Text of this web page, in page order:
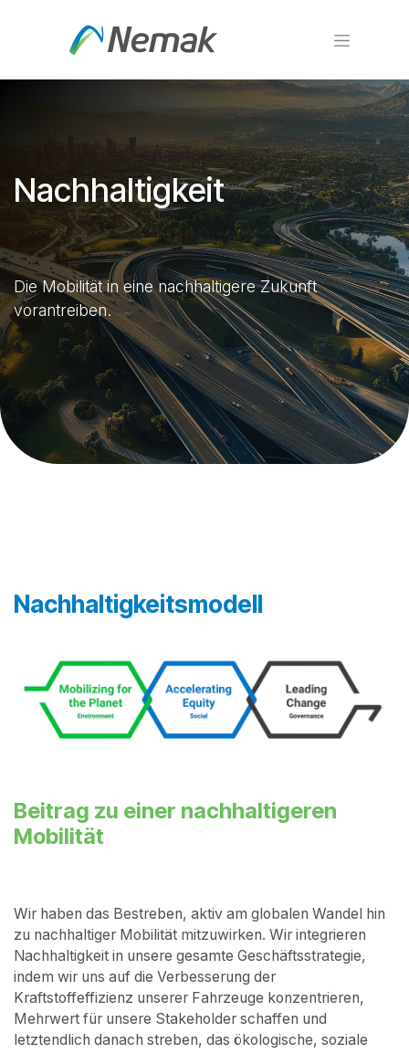
Nachhaltigkeit
Die Mobilität in eine nachhaltigere Zukunft
vorantreiben.
Nachhaltigkeitsmodell
Beitrag zu einer nachhaltigeren
Mobilität
Wir haben das Bestreben, aktiv am globalen Wandel hin
zu nachhaltiger Mobilität mitzuwirken. Wir integrieren
Nachhaltigkeit in unsere gesamte Geschäftsstrategie,
indem wir uns auf die Verbesserung der
Kraftstoffeffizienz unserer Fahrzeuge konzentrieren,
Mehrwert für unsere Stakeholder schaffen und
letztendlich danach streben, das ökologische, soziale